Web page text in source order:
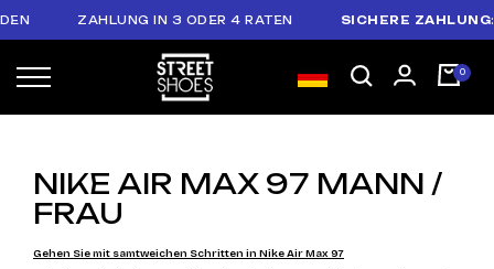
ZAHLUNG IN 3 ODER 4 RATEN SICHERE ZAHLUNG:
NIKE AIR MAX 97 MANN /
FRAU
Gehen Sie mit samtweichen Schritten in Nike Air Max 97